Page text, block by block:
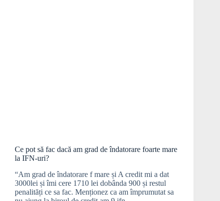
Ce pot să fac dacă am grad de îndatorare foarte mare
la IFN-uri?
“Am grad de îndatorare f mare și A credit mi a dat
3000lei și îmi cere 1710 lei dobânda 900 și restul
penalități ce sa fac. Menționez ca am împrumutat sa